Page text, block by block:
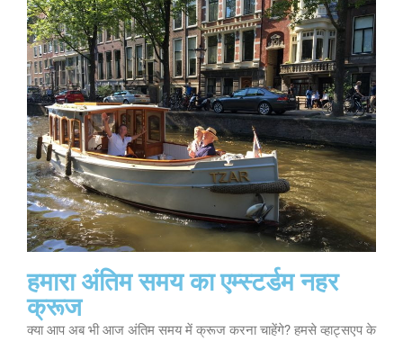
हमारा अंतिम समय का एम्स्टर्डम नहर
क्रूज
क्या आप अब भी आज अंतिम समय में क्रूज करना चाहेंगे? हमसे व्हाट्सएप के